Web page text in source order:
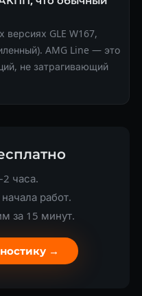
версиях GLE W167,
AMG Line — это
не затрагивающий
часа.
работ.
за 15 минут.
→